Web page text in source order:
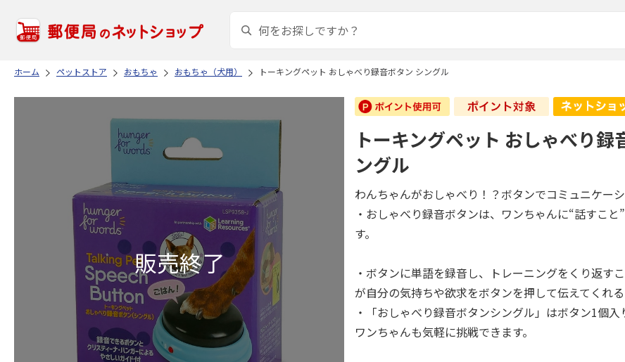
ホーム ペットストア おもちゃ おもちゃ（犬用） トーキングペット おしゃべり録音ボタン シングル
トーキングペット おしゃべり録
ングル
わんちゃんがおしゃべり！？ボタンでコミュニケーシ
・おしゃべり録音ボタンは、ワンちゃんに“話すこと
す。
・ボタンに単語を録音し、トレーニングをくり返す
が自分の気持ちや欲求をボタンを押して伝えてくれ
・「おしゃべり録音ボタンシングル」はボタン1個
ワンちゃんも気軽に挑戦できます。